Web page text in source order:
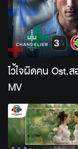
ไว้ใจผิดคน Ost.ส
MV